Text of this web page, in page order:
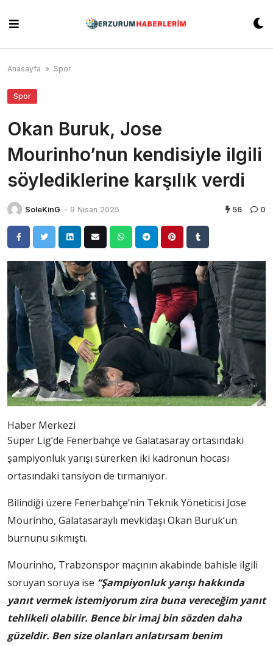
content
Anasayfa » Spor
Spor
Okan Buruk, Jose
Mourinho’nun kendisiyle ilgili
söylediklerine karşılık verdi
SoleKinG - 9 Nisan 2025 56 0
Haber Merkezi
Süper Lig’de Fenerbahçe ve Galatasaray ortasındaki
şampiyonluk yarışı sürerken iki kadronun hocası
ortasındaki tansiyon de tırmanıyor.
Bilindiği üzere Fenerbahçe’nin Teknik Yöneticisi Jose
Mourinho, Galatasaraylı mevkidaşı Okan Buruk’un
burnunu sıkmıştı.
Mourinho, Trabzonspor maçının akabinde bahisle ilgili
soruyan soruya ise “Şampiyonluk yarışı hakkında
yanıt vermek istemiyorum zira buna vereceğim yanıt
tehlikeli olabilir. Bence bir imaj bin sözden daha
güzeldir. Ben size olanları anlatırsam benim